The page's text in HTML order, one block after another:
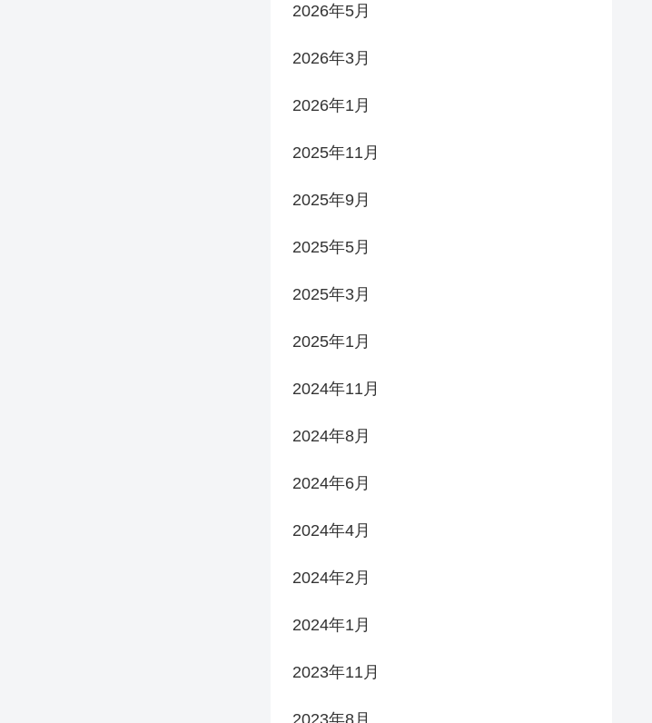
2026年5月
2026年3月
2026年1月
2025年11月
2025年9月
2025年5月
2025年3月
2025年1月
2024年11月
2024年8月
2024年6月
2024年4月
2024年2月
2024年1月
2023年11月
2023年8月